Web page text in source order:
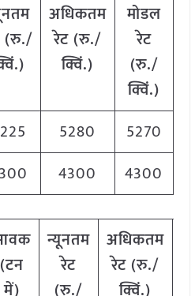
(रु./
अधिकतम
रेट (रु./
क्विं.)
मोडल
रेट
(रु./
क्विं.)
5280
5270
4300 4300
(टन
न्यूनतम
रेट
अधिकतम
रेट (रु./